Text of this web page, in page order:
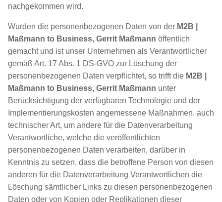
nachgekommen wird.
Wurden die personenbezogenen Daten von der M2B |
Maßmann to Business, Gerrit Maßmann öffentlich
gemacht und ist unser Unternehmen als Verantwortlicher
gemäß Art. 17 Abs. 1 DS-GVO zur Löschung der
personenbezogenen Daten verpflichtet, so trifft die M2B |
Maßmann to Business, Gerrit Maßmann unter
Berücksichtigung der verfügbaren Technologie und der
Implementierungskosten angemessene Maßnahmen, auch
technischer Art, um andere für die Datenverarbeitung
Verantwortliche, welche die veröffentlichten
personenbezogenen Daten verarbeiten, darüber in
Kenntnis zu setzen, dass die betroffene Person von diesen
anderen für die Datenverarbeitung Verantwortlichen die
Löschung sämtlicher Links zu diesen personenbezogenen
Daten oder von Kopien oder Replikationen dieser